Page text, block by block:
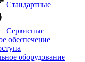
Стандартные
Сервисные
обеспечение
оборудование